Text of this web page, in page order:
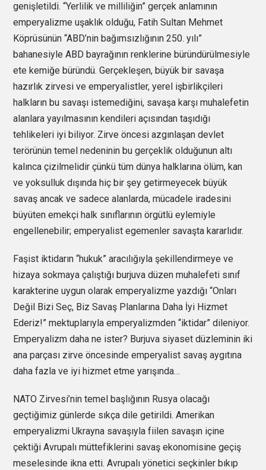
genişletildi. “Yerlilik ve milliliğin” gerçek anlamının
emperyalizme uşaklık olduğu, Fatih Sultan Mehmet
Köprüsünün “ABD’nin bağımsızlığının 250. yılı”
bahanesiyle ABD bayrağının renklerine büründürülmesiyle
ete kemiğe büründü. Gerçekleşen, büyük bir savaşa
hazırlık zirvesi ve emperyalistler, yerel işbirlikçileri
halkların bu savaşı istemediğini, savaşa karşı muhalefetin
alanlara yayılmasının kendileri açısından taşıdığı
tehlikeleri iyi biliyor. Zirve öncesi azgınlaşan devlet
terörünün temel nedeninin bu gerçeklik olduğunun altı
kalınca çizilmelidir çünkü tüm dünya halklarına ölüm, kan
ve yoksulluk dışında hiç bir şey getirmeyecek büyük
savaş ancak ve sadece alanlarda, mücadele iradesini
büyüten emekçi halk sınıflarının örgütlü eylemiyle
engellenebilir; emperyalist egemenler savaşta kararlıdır.
Faşist iktidarın “hukuk” aracılığıyla şekillendirmeye ve
hizaya sokmaya çalıştığı burjuva düzen muhalefeti sınıf
karakterine uygun olarak emperyalizme yazdığı “Onları
Değil Bizi Seç, Biz Savaş Planlarına Daha İyi Hizmet
Ederiz!” mektuplarıyla emperyalizmden “iktidar” dileniyor.
Emperyalizm daha ne ister? Burjuva siyaset düzleminin iki
ana parçası zirve öncesinde emperyalist savaş aygıtına
daha fazla ve iyi hizmet etme yarışında…
NATO Zirvesi’nin temel başlığının Rusya olacağı
geçtiğimiz günlerde sıkça dile getirildi. Amerikan
emperyalizmi Ukrayna savaşıyla fiilen savaşın içine
çektiği Avrupalı müttefiklerini savaş ekonomisine geçiş
meselesinde ikna etti. Avrupalı yönetici seçkinler bıkıp